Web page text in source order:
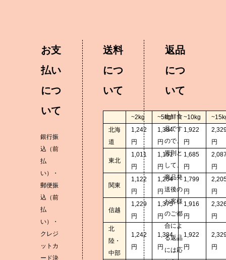
お支
払い
につ
いて
銀行振
込（前
払
い）・
郵便振
込（前
払
い）・
クレジ
ットカ
ード決
送料
につ
いて
~2kg ~5kg ~10kg
北海
道
1,242
円
1,384
円
1,922
円
円
東北
1,011
円
1,151
円
1,685
円
円
関東
1,122
円
1,264
円
1,799
円
円
信越
1,229
円
1,375
円
1,916
円
円
北
陸・
中部
1,242
円
1,384
円
1,922
円
円
返品
につ
いて
生鮮食
品です
ので、
原則と
して、
商品発
送後の
お客様
のご都
合によ
る返品
には応